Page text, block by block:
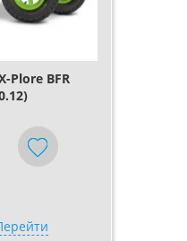
Plore BFR